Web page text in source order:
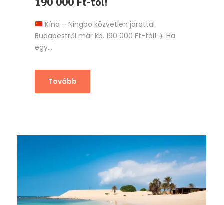
Kína – Ningbo közvetlen járattal
Budapestről már kb. 190 000 Ft-tól! ✈️ Ha
egy...
Tovább